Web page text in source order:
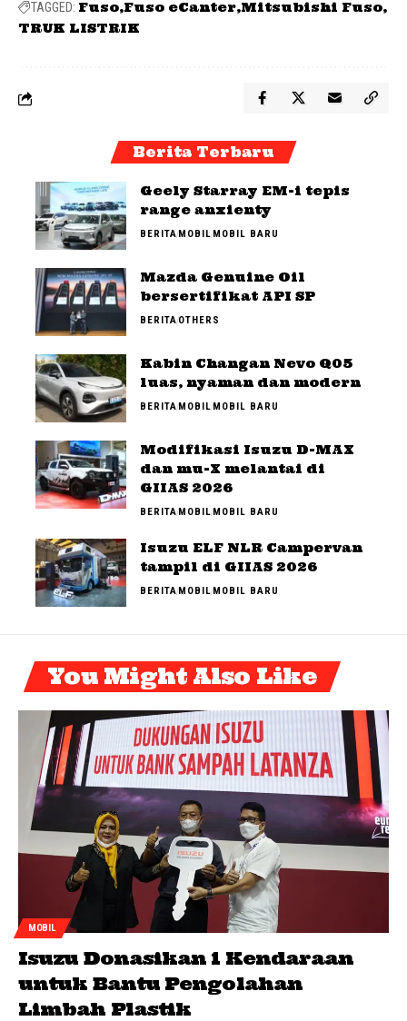
TAGGED: Fuso Fuso eCanter Mitsubishi Fuso
TRUK LISTRIK
Berita Terbaru
Geely Starray EM-i tepis
range anxienty
BERITAMOBILMOBIL BARU
Mazda Genuine Oil
bersertifikat API SP
BERITAOTHERS
Kabin Changan Nevo Q05
luas, nyaman dan modern
BERITAMOBILMOBIL BARU
Modifikasi Isuzu D-MAX
dan mu-X melantai di
GIIAS 2026
BERITAMOBILMOBIL BARU
Isuzu ELF NLR Campervan
tampil di GIIAS 2026
BERITAMOBILMOBIL BARU
You Might Also Like
MOBIL
Isuzu Donasikan 1 Kendaraan
untuk Bantu Pengolahan
Limbah Plastik